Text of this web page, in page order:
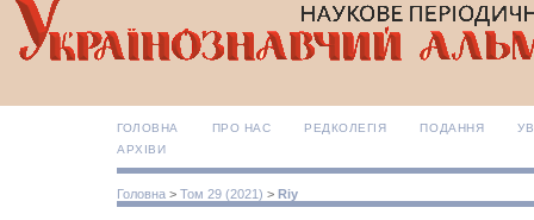
ГОЛОВНА ПРО НАС РЕДКОЛЕГІЯ ПОДАННЯ
АРХІВИ
Головна > Том 29 (2021) > Riy